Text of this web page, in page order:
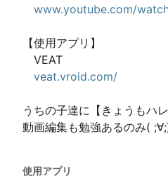
www.youtube.com/
【使用アプリ】
VEAT
veat.vroid.com/
うちの子達に【きょうもハ
使用アプリ